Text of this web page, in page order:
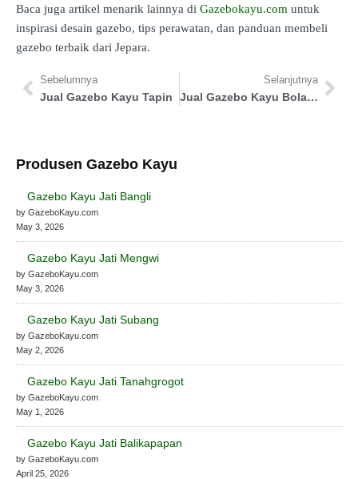
Baca juga artikel menarik lainnya di Gazebokayu.com untuk
inspirasi desain gazebo, tips perawatan, dan panduan membeli
gazebo terbaik dari Jepara.
Sebelumnya
Jual Gazebo Kayu Tapin
Selanjutnya
Jual Gazebo Kayu Bolaang Mongondow
Produsen Gazebo Kayu
Gazebo Kayu Jati Bangli
by GazeboKayu.com
May 3, 2026
Gazebo Kayu Jati Mengwi
by GazeboKayu.com
May 3, 2026
Gazebo Kayu Jati Subang
by GazeboKayu.com
May 2, 2026
Gazebo Kayu Jati Tanahgrogot
by GazeboKayu.com
May 1, 2026
Gazebo Kayu Jati Balikapapan
by GazeboKayu.com
April 25, 2026